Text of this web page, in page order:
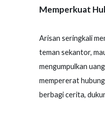
Memperkuat
Arisan seringkali
teman sekantor,
mengumpulkan
mempererat
berbagi cerita,